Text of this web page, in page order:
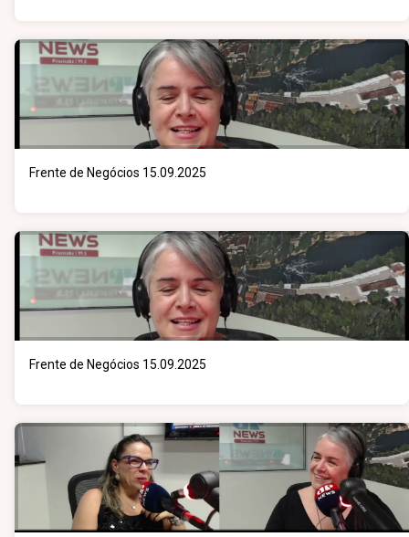
Frente de Negócios 15.09.2025
Frente de Negócios 15.09.2025